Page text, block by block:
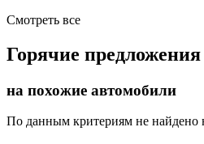
Смотреть все
Горячие предложения
на похожие автомобили
По данным критериям не найдено